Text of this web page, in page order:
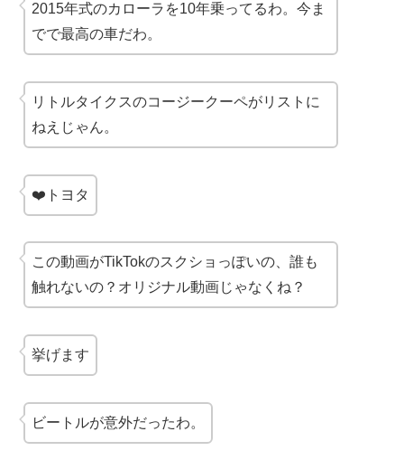
2015年式のカローラを10年乗ってるわ。今ま
でで最高の車だわ。
リトルタイクスのコージークーペがリストに
ねえじゃん。
❤️トヨタ
この動画がTikTokのスクショっぽいの、誰も
触れないの？オリジナル動画じゃなくね？
挙げます
ビートルが意外だったわ。